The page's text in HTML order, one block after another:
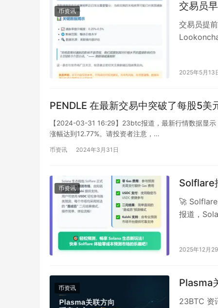
币资讯 交易员
交易员提
2025年5月13
PENDLE 在最新交易中突破了每股5
【2024-03-31 16:29】23btc报道，最新行情数据显
涨幅达到12.77%。请投资者注意，…
币资讯 2024年3月31日
币资讯 Solflare
🚀
报道，
2025年12月
币资讯 Plasma
23BTC 资